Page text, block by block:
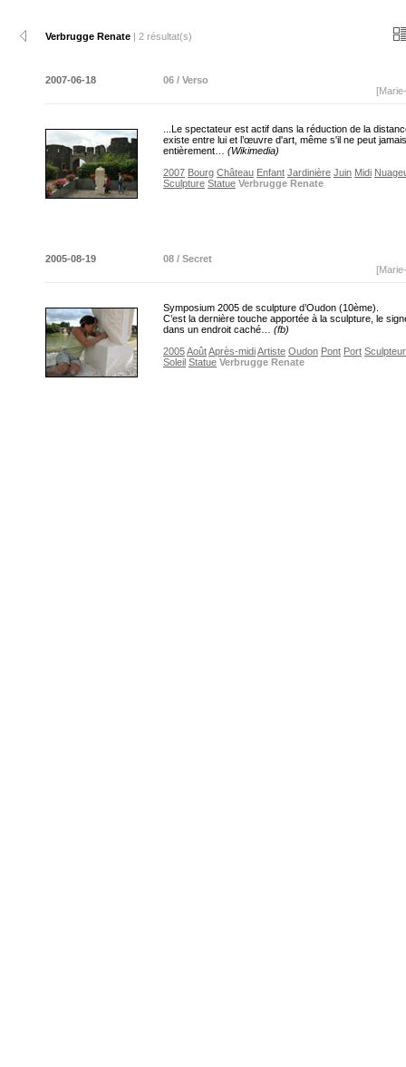
Verbrugge Renate | 2 résultat(s)
2007-06-18
06 / Verso
...Le spectateur est actif dans la réduction de la
existe entre lui et l’œuvre d'art, même s'il ne peut jamais
entièrement… (Wikimedia)
2007 Bourg Château Enfant Jardinière Juin Midi
Sculpture Statue Verbrugge Renate
2005-08-19
08 / Secret
Symposium 2005 de sculpture d’Oudon (10ème).
C’est la dernière touche apportée à la sculpture, le
dans un endroit caché… (fb)
2005AoûtAprès-midiArtiste Oudon Pont Port Sculpteur
Soleil Statue Verbrugge Renate